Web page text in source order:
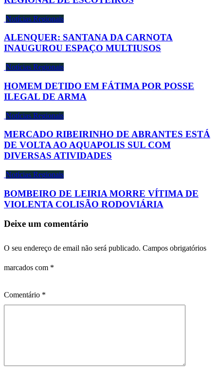
Notícias Regionais
ALENQUER: SANTANA DA CARNOTA
INAUGUROU ESPAÇO MULTIUSOS
Notícias Regionais
HOMEM DETIDO EM FÁTIMA POR POSSE
ILEGAL DE ARMA
Notícias Regionais
MERCADO RIBEIRINHO DE ABRANTES ESTÁ
DE VOLTA AO AQUAPOLIS SUL COM
DIVERSAS ATIVIDADES
Notícias Regionais
BOMBEIRO DE LEIRIA MORRE VÍTIMA DE
VIOLENTA COLISÃO RODOVIÁRIA
Deixe um comentário
O seu endereço de email não será publicado. Campos obrigatórios
marcados com *
Comentário *